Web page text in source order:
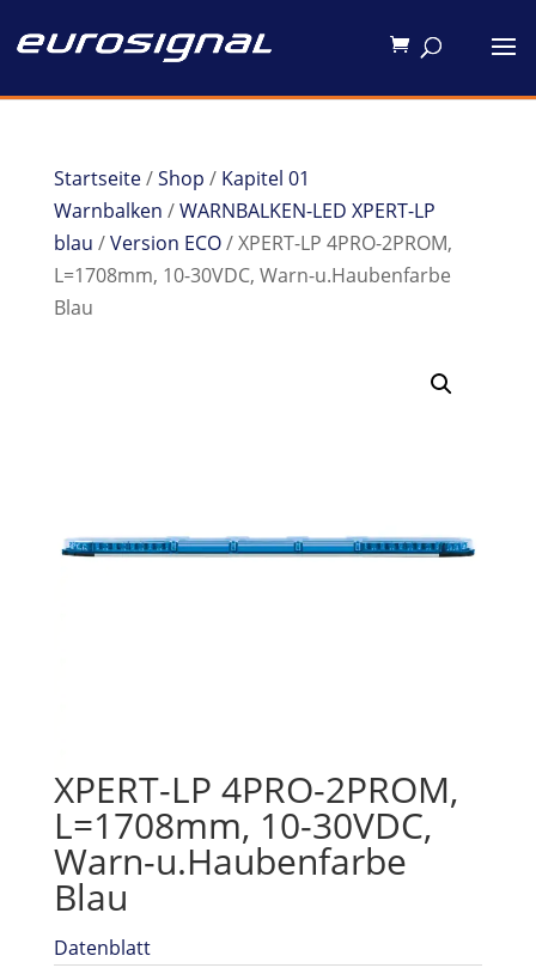
Startseite/Shop / Kapitel 01
Warnbalken /WARNBALKEN-LED XPERT-LP
blau /Version ECO/ XPERT-LP 4PRO-2PROM,
L=1708mm, 10-30VDC, Warn-u.Haubenfarbe
Blau
XPERT-LP 4PRO-2PROM,
L=1708mm, 10-30VDC,
Warn-u.Haubenfarbe
Blau
Datenblatt